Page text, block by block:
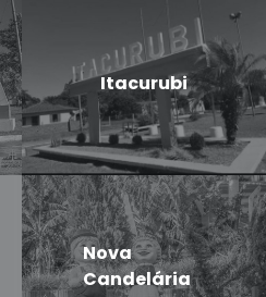
Itacurubi
Nova
Candelária